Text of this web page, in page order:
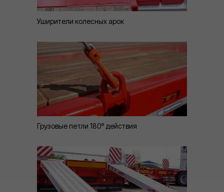
Уширители колесных арок
Грузовые петли 180° действия